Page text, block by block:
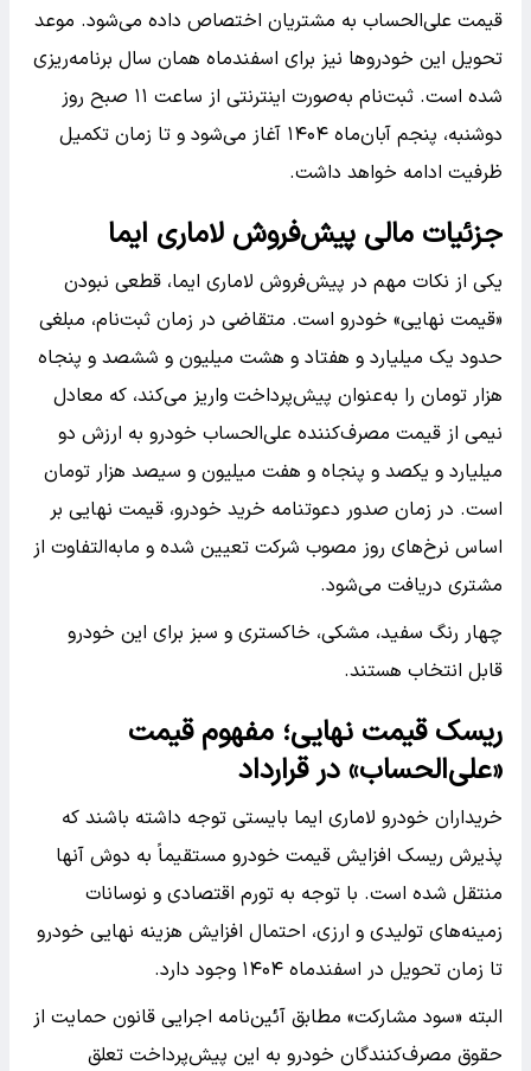
قیمت علی‌الحساب به مشتریان اختصاص داده می‌شود. موعد
تحویل این خودروها نیز برای اسفندماه همان سال برنامه‌ریزی
شده است. ثبت‌نام به‌صورت اینترنتی از ساعت ۱۱ صبح روز
دوشنبه، پنجم آبان‌ماه ۱۴۰۴ آغاز می‌شود و تا زمان تکمیل
ظرفیت ادامه خواهد داشت.
جزئیات مالی پیش‌فروش لاماری ایما
یکی از نکات مهم در پیش‌فروش لاماری ایما، قطعی نبودن
«قیمت نهایی» خودرو است. متقاضی در زمان ثبت‌نام، مبلغی
حدود یک میلیارد و هفتاد و هشت میلیون و ششصد و پنجاه
هزار تومان را به‌عنوان پیش‌پرداخت واریز می‌کند، که معادل
نیمی از قیمت مصرف‌کننده علی‌الحساب خودرو به ارزش دو
میلیارد و یکصد و پنجاه و هفت میلیون و سیصد هزار تومان
است. در زمان صدور دعوتنامه خرید خودرو، قیمت نهایی بر
اساس نرخ‌های روز مصوب شرکت تعیین شده و مابه‌التفاوت از
مشتری دریافت می‌شود.
چهار رنگ سفید، مشکی، خاکستری و سبز برای این خودرو
قابل انتخاب هستند.
ریسک قیمت نهایی؛ مفهوم قیمت
«علی‌الحساب» در قرارداد
خریداران خودرو لاماری ایما بایستی توجه داشته باشند که
پذیرش ریسک افزایش قیمت خودرو مستقیماً به دوش آنها
منتقل شده است. با توجه به تورم اقتصادی و نوسانات
زمینه‌های تولیدی و ارزی، احتمال افزایش هزینه نهایی خودرو
تا زمان تحویل در اسفندماه ۱۴۰۴ وجود دارد.
البته «سود مشارکت» مطابق آئین‌نامه اجرایی قانون حمایت از
حقوق مصرف‌کنندگان خودرو به این پیش‌پرداخت تعلق